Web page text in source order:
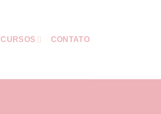
CURSOS CONTATO